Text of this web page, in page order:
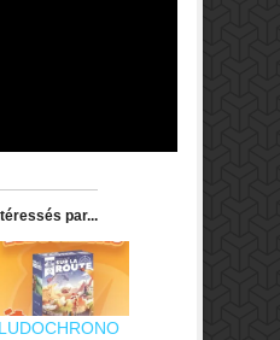
par...
LUDOCHRONO